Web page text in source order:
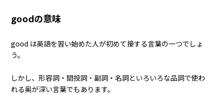
goodの意味
good は英語を習い始めた人が初めて接する言葉の一つでしょ
う。
しかし、形容詞・間投詞・副詞・名詞といろいろな品詞で使わ
れる奥が深い言葉でもあります。